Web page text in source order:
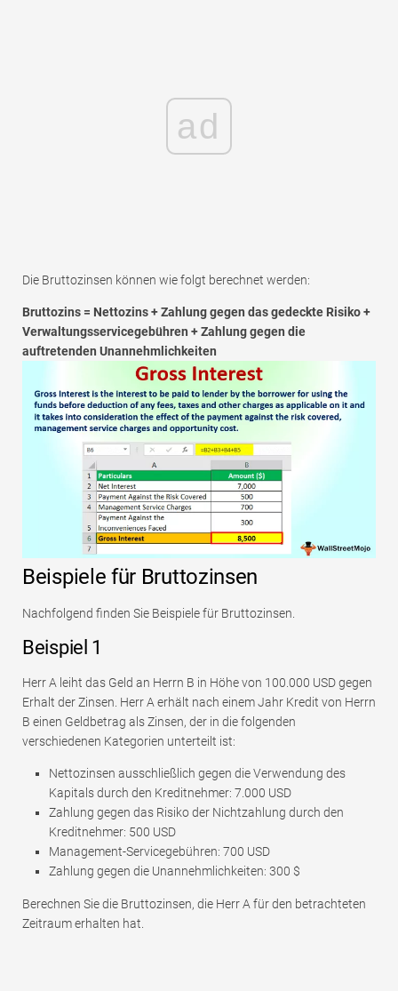
ad
Die Bruttozinsen können wie folgt berechnet werden:
Bruttozins = Nettozins + Zahlung gegen das gedeckte Risiko +
Verwaltungsservicegebühren + Zahlung gegen die
auftretenden Unannehmlichkeiten
Beispiele für Bruttozinsen
Nachfolgend finden Sie Beispiele für Bruttozinsen.
Beispiel 1
Herr A leiht das Geld an Herrn B in Höhe von 100.000 USD gegen
Erhalt der Zinsen. Herr A erhält nach einem Jahr Kredit von Herrn
B einen Geldbetrag als Zinsen, der in die folgenden
verschiedenen Kategorien unterteilt ist:
Nettozinsen ausschließlich gegen die Verwendung des
Kapitals durch den Kreditnehmer: 7.000 USD
Zahlung gegen das Risiko der Nichtzahlung durch den
Kreditnehmer: 500 USD
Management-Servicegebühren: 700 USD
Zahlung gegen die Unannehmlichkeiten: 300 $
Berechnen Sie die Bruttozinsen, die Herr A für den betrachteten
Zeitraum erhalten hat.